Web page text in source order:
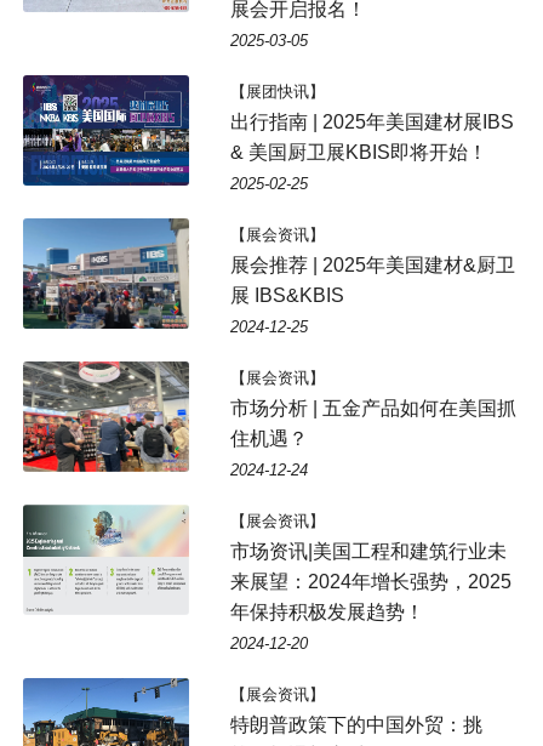
展会开启报名！
2025-03-05
【展团快讯】
出行指南 | 2025年美国建材展IBS
& 美国厨卫展KBIS即将开始！
2025-02-25
【展会资讯】
展会推荐 | 2025年美国建材&厨卫
展 IBS&KBIS
2024-12-25
【展会资讯】
市场分析 | 五金产品如何在美国抓
住机遇？
2024-12-24
【展会资讯】
市场资讯|美国工程和建筑行业未
来展望：2024年增长强势，2025
年保持积极发展趋势！
2024-12-20
【展会资讯】
特朗普政策下的中国外贸：挑